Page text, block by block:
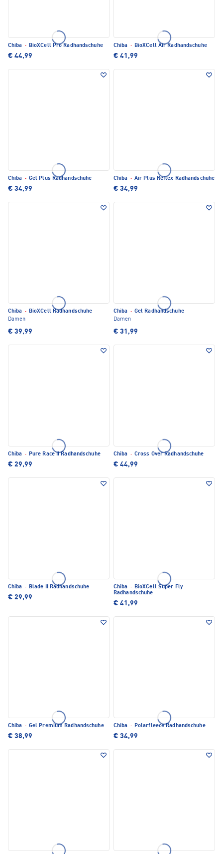
Chiba · BioXCell Pro Radhandschuhe
€ 44,99
Chiba · BioXCell Air Radhandschuhe
€ 41,99
Chiba · Gel Plus Radhandschuhe
€ 34,99
Chiba · Air Plus Reflex Radhandschuhe
€ 34,99
Chiba · BioXCell Radhandschuhe
Damen
€ 39,99
Chiba · Gel Radhandschuhe
Damen
€ 31,99
Chiba · Pure Race II Radhandschuhe
€ 29,99
Chiba · Cross Over Radhandschuhe
€ 44,99
Chiba · Blade II Radhandschuhe
€ 29,99
Chiba · BioXCell Super Fly
Radhandschuhe
€ 41,99
Chiba · Gel Premium Radhandschuhe
€ 38,99
Chiba · Polarfleece Radhandschuhe
€ 34,99